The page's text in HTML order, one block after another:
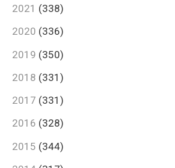
2021 (338)
2020 (336)
2019 (350)
2018 (331)
2017 (331)
2016 (328)
2015 (344)